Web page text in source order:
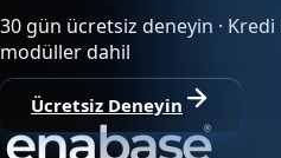
30 gün ücretsiz deneyin · Kredi
modüller dahil
Ücretsiz Deneyin